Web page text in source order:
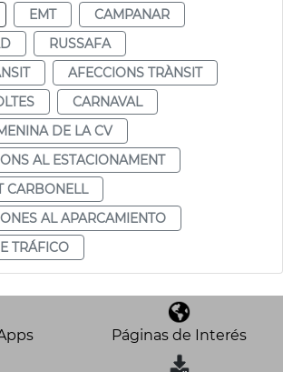
EMT
CAMPANAR
RUSSAFA
AFECCIONS TRÀNSIT
CARNAVAL
DE LA CV
AL ESTACIONAMENT
CARBONELL
AL APARCAMIENTO
TRÁFICO
Páginas de Interés